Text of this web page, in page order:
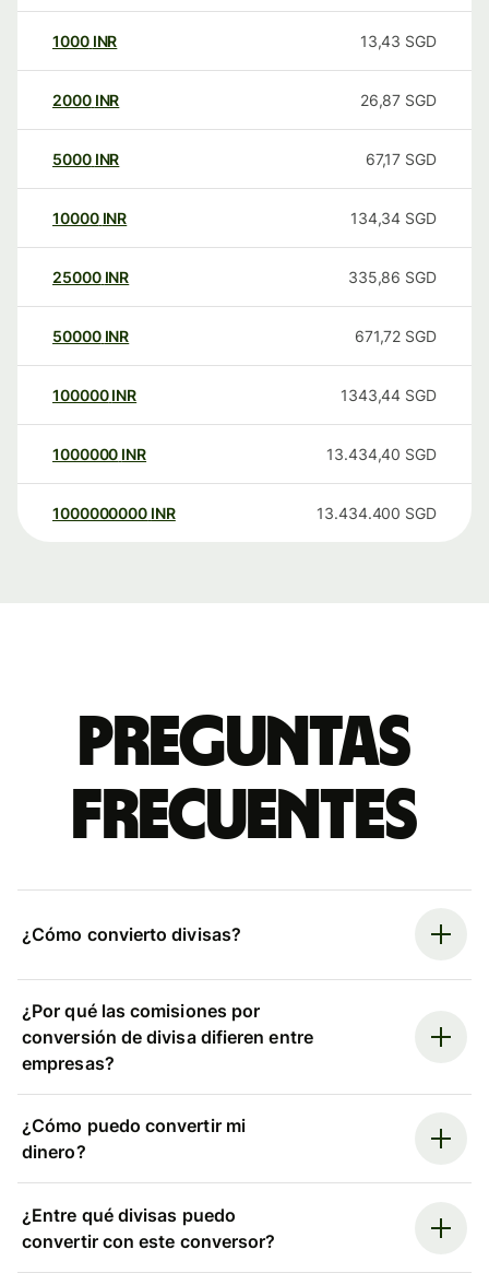
1000 INR 13,43 SGD
2000 INR 26,87 SGD
5000 INR 67,17 SGD
10000 INR 134,34 SGD
25000 INR 335,86 SGD
50000 INR 671,72 SGD
100000 INR 1343,44 SGD
1000000 INR 13.434,40 SGD
1000000000 INR 13.434.400 SGD
Preguntas
frecuentes
¿Cómo convierto divisas?
¿Por qué las comisiones por
conversión de divisa difieren entre
empresas?
¿Cómo puedo convertir mi
dinero?
¿Entre qué divisas puedo
convertir con este conversor?